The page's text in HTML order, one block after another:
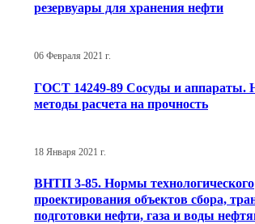
резервуары для хранения нефти
06 Февраля 2021 г.
ГОСТ 14249-89 Сосуды и аппараты.
методы расчета на прочность
18 Января 2021 г.
ВНТП 3-85. Нормы технологического
проектирования объектов сбора,
подготовки нефти, газа и воды